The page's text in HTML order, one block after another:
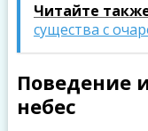
Читайте
существа с
Поведение
небес